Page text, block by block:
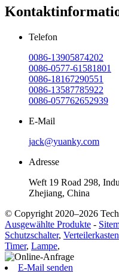
Telefon
0086-13905874202
0086-0577-61581801
0086-18167290551
0086-13587785922
0086-057762652939
E-Mail
jack@yuanky.com
Adresse
Weft 19 Road 298,
Zhejiang, China
© Copyright 2020–2026
Ausgewählte Produkte -
Schutzschalter, Verteilerkasten
Timer, Lampe,
E-Mail senden